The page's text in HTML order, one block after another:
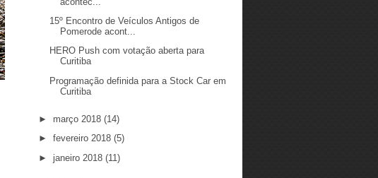
15º Encontro de Veículos Antigos de
Pomerode acont...
HERO Push com votação aberta para
Curitiba
Programação definida para a Stock Car em
Curitiba
► março 2018 (14)
► fevereiro 2018 (5)
► janeiro 2018 (11)